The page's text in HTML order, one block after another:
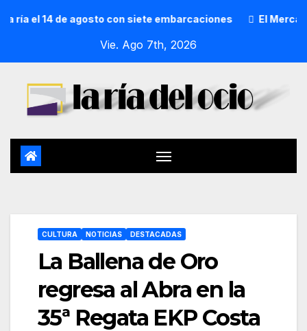
14 de agosto con siete embarcaciones El Mercado de
Vie. Ago 7th, 2026
CULTURA NOTICIAS DESTACADAS
La Ballena de Oro
regresa al Abra en la
35ª Regata EKP Costa